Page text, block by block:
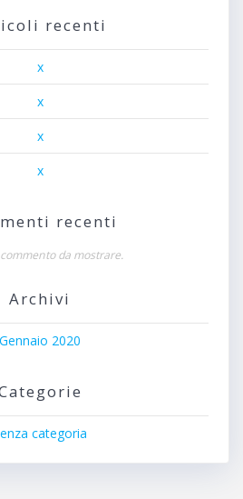
recenti
x
x
x
x
recenti
da mostrare.
Archivi
Gennaio 2020
categoria